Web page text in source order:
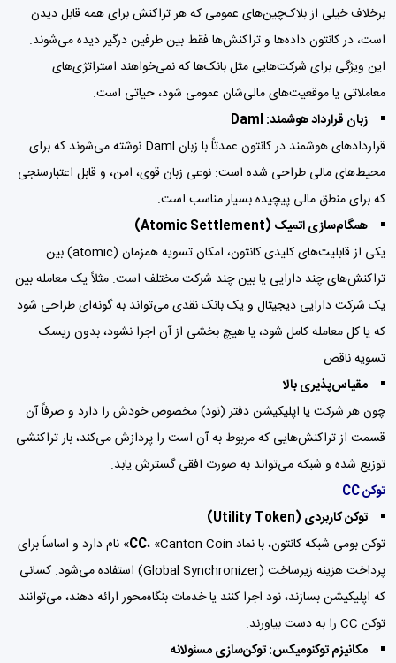
برخلاف خیلی از بلاک‌چین‌های عمومی که هر تراکنش برای همه قابل دیدن
است، در کانتون داده‌ها و تراکنش‌ها فقط بین طرفین درگیر دیده می‌شوند.
این ویژگی برای شرکت‌هایی مثل بانک‌ها که نمی‌خواهند استراتژی‌های
معاملاتی یا موقعیت‌های مالی‌شان عمومی شود، حیاتی است.
زبان قرارداد هوشمند: Daml
قراردادهای هوشمند در کانتون عمدتاً با زبان Daml نوشته می‌شوند که برای
محیط‌های مالی طراحی شده است: نوعی زبان قوی، امن، و قابل اعتبارسنجی
که برای منطق مالی پیچیده بسیار مناسب است.
همگام‌سازی اتمیک (Atomic Settlement)
یکی از قابلیت‌های کلیدی کانتون، امکان تسویه همزمان (atomic) بین
تراکنش‌های چند دارایی یا بین چند شرکت مختلف است. مثلاً یک معامله بین
یک شرکت دارایی دیجیتال و یک بانک نقدی می‌تواند به گونه‌ای طراحی شود
که یا کل معامله کامل شود، یا هیچ بخشی از آن اجرا نشود، بدون ریسک
تسویه ناقص.
مقیاس‌پذیری بالا
چون هر شرکت یا اپلیکیشن دفتر (نود) مخصوص خودش را دارد و صرفاً آن
قسمت از تراکنش‌هایی که مربوط به آن است را پردازش می‌کند، بار تراکنشی
توزیع شده و شبکه می‌تواند به صورت افقی گسترش یابد.
توکن CC
توکن کاربردی (Utility Token)
توکن بومی شبکه کانتون، با نماد
CC، «Canton Coin» نام دارد و اساساً برای
پرداخت هزینه‌ زیرساخت (Global Synchronizer) استفاده می‌شود. کسانی
که اپلیکیشن بسازند، نود اجرا کنند یا خدمات بنگاه‌‎‌محور ارائه دهند، می‌توانند
توکن CC را به دست بیاورند.
مکانیزم توکنومیکس: توکن‌سازی مسئولانه